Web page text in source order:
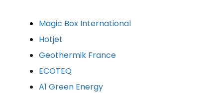
Magic Box International
Hotjet
Geothermik France
ECOTEQ
A1 Green Energy